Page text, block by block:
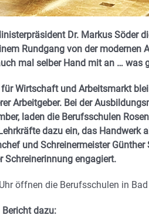
Dr. Markus Söder
Rundgang von der modernen
mal selber Hand mit an … was
für Wirtschaft und Arbeitsmarkt
Arbeitgeber. Bei der
laden die Berufsschulen
dazu ein, das Handwerk
und Schreinermeister
Schreinerinnung engagiert.
öffnen die Berufsschulen in
dazu: